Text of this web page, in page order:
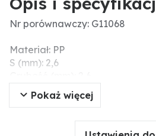
Nr porównawczy: G11068
Materiał: PP
S (mm): 2,6
F (cale): 3/8"
D1 (mm): 12
Pokaż więcej